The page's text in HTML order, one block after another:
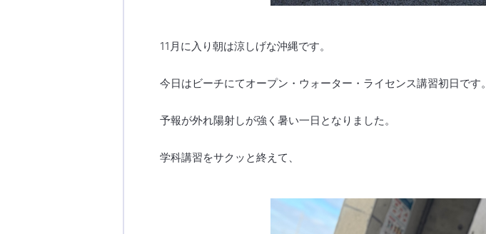
11月に入り朝は涼しげな沖縄です。
今日はビーチにてオープン・ウォーター・ライセンス講習初日です。
予報が外れ陽射しが強く暑い一日となりました。
学科講習をサクッと終えて、